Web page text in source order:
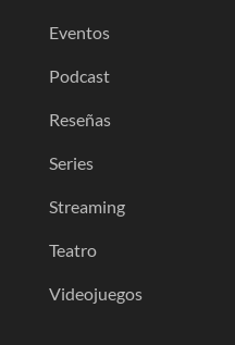
Eventos
Podcast
Reseñas
Series
Streaming
Teatro
Videojuegos